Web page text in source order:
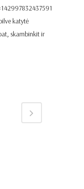
katytė
skambinkit ir